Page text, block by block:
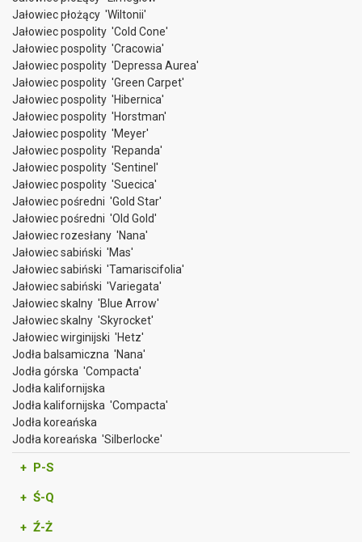
Jałowiec płożący 'Wiltonii'
Jałowiec pospolity 'Cold Cone'
Jałowiec pospolity 'Cracowia'
Jałowiec pospolity 'Depressa Aurea'
Jałowiec pospolity 'Green Carpet'
Jałowiec pospolity 'Hibernica'
Jałowiec pospolity 'Horstman'
Jałowiec pospolity 'Meyer'
Jałowiec pospolity 'Repanda'
Jałowiec pospolity 'Sentinel'
Jałowiec pospolity 'Suecica'
Jałowiec pośredni 'Gold Star'
Jałowiec pośredni 'Old Gold'
Jałowiec rozesłany 'Nana'
Jałowiec sabiński 'Mas'
Jałowiec sabiński 'Tamariscifolia'
Jałowiec sabiński 'Variegata'
Jałowiec skalny 'Blue Arrow'
Jałowiec skalny 'Skyrocket'
Jałowiec wirginijski 'Hetz'
Jodła balsamiczna 'Nana'
Jodła górska 'Compacta'
Jodła kalifornijska
Jodła kalifornijska 'Compacta'
Jodła koreańska
Jodła koreańska 'Silberlocke'
+ P-S
+ Ś-Q
+ Ź-Ż